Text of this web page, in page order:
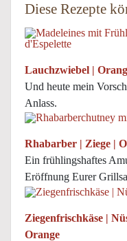
Diese Rezepte
Lauchzwiebel |
Und heute mein
Anlass.
Rhabarber | Ziege |
Ein frühlingshaftes
Eröffnung Eurer
Ziegenfrischkäse |
Orange